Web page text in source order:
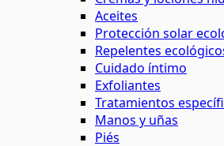
Aceites
Protección solar
Repelentes
Cuidado íntimo
Exfoliantes
Tratamientos
Manos y uñas
Piés